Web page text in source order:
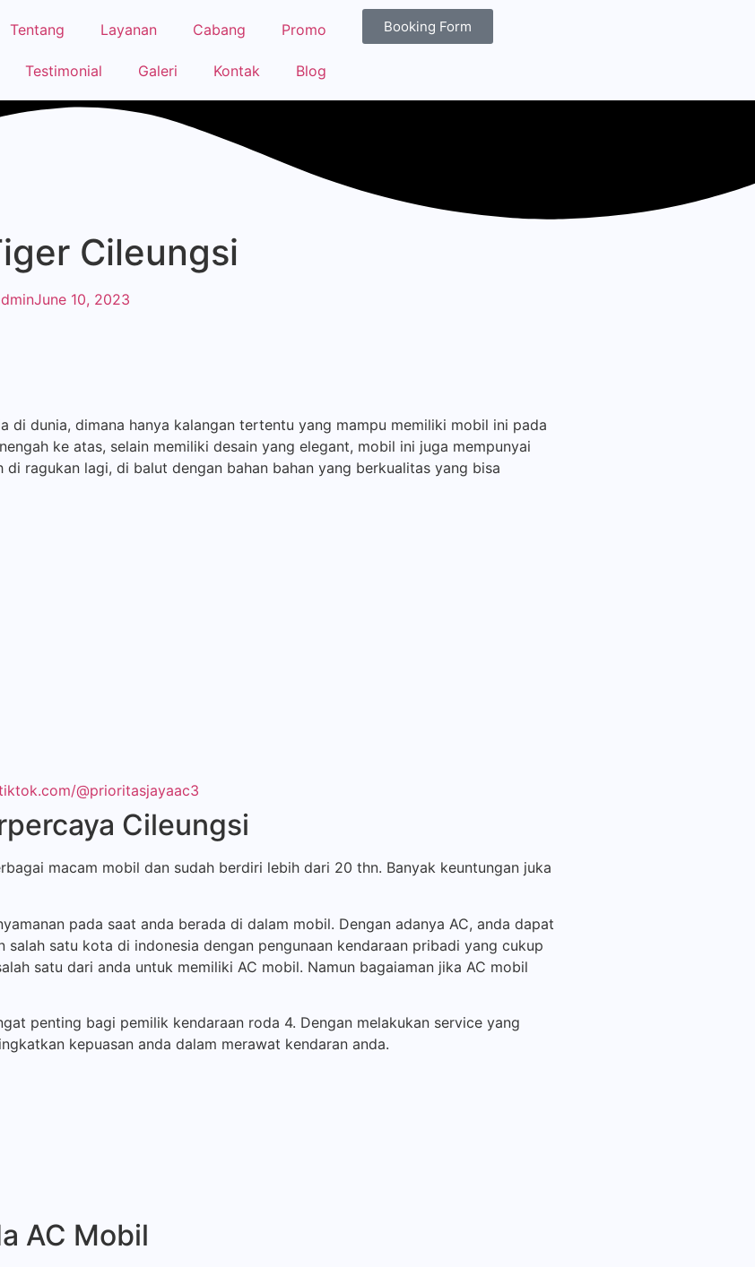
Tentang Layanan Cabang Promo
Testimonial Galeri Kontak Blog
Booking Form
Cileungsi
June 10, 2023
dunia, dimana hanya kalangan tertentu yang mampu memiliki mobil ini pada
ke atas, selain memiliki desain yang elegant, mobil ini juga mempunyai
ragukan lagi, di balut dengan bahan bahan yang berkualitas yang bisa
@prioritasjayaac3
Cileungsi
macam mobil dan sudah berdiri lebih dari 20 thn. Banyak keuntungan juka
pada saat anda berada di dalam mobil. Dengan adanya AC, anda dapat
satu kota di indonesia dengan pengunaan kendaraan pribadi yang cukup
satu dari anda untuk memiliki AC mobil. Namun bagaiaman jika AC mobil
penting bagi pemilik kendaraan roda 4. Dengan melakukan service yang
kepuasan anda dalam merawat kendaran anda.
AC Mobil